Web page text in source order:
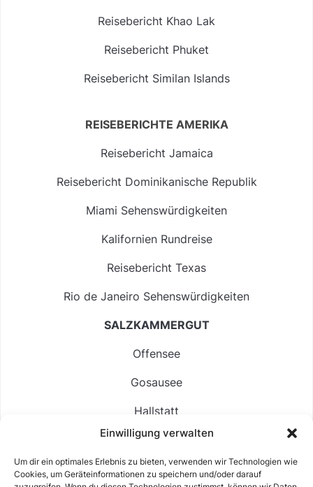
Einwilligung verwalten
Um dir ein optimales Erlebnis zu bieten, verwenden wir Technologien wie
Cookies, um Geräteinformationen zu speichern und/oder darauf
Reisebericht Khao Lak
Reisebericht Phuket
Reisebericht Similan Islands
REISEBERICHTE AMERIKA
Reisebericht Jamaica
Reisebericht Dominikanische Republik
Miami Sehenswürdigkeiten
Kalifornien Rundreise
Reisebericht Texas
Rio de Janeiro Sehenswürdigkeiten
SALZKAMMERGUT
Offensee
Gosausee
Hallstatt
Langbathsee
Altausseer See